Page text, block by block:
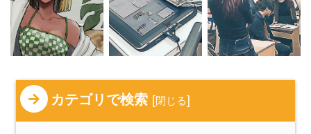
カテゴリで検索 [閉じる]